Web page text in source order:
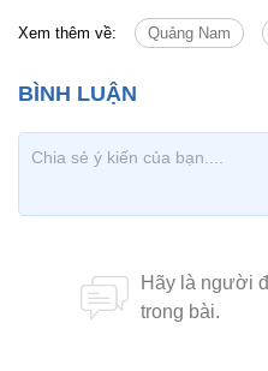
Xem thêm về: Quảng Nam